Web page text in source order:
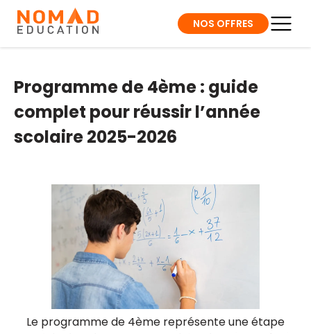
NOS OFFRES
Programme de 4ème : guide
complet pour réussir l’année
scolaire 2025-2026
Le programme de 4ème représente une étape